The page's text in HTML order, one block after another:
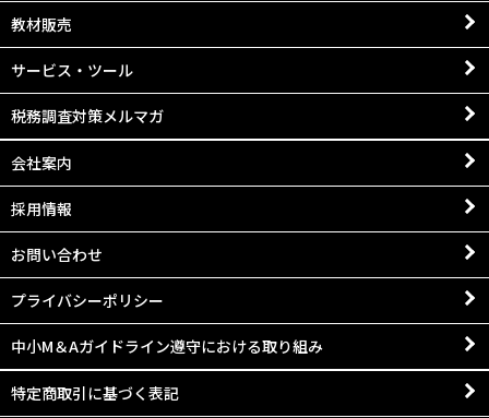
教材販売
サービス・ツール
税務調査対策メルマガ
会社案内
採用情報
お問い合わせ
プライバシーポリシー
中小M＆Aガイドライン遵守における取り組み
特定商取引に基づく表記